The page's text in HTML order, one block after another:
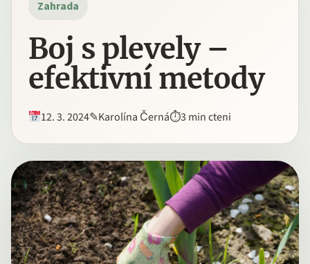
Zahrada
Boj s plevely –
efektivní metody
12. 3. 2024✎Karolína Černá⏱3 min cteni